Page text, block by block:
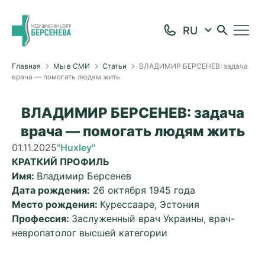
Главная Мы в СМИ Статьи
ВЛАДИМИР БЕРСЕНЕВ: задача
врача — помогать людям жить
ВЛАДИМИР БЕРСЕНЕВ: задача
врача — помогать людям жить
01.11.2025"Huxley"
КРАТКИЙ ПРОФИЛЬ
Имя: Владимир Берсенев
Дата рождения: 26 октября 1945 года
Место рождения: Курессааре, Эстония
Профессия: Заслуженный врач Украины, врач-
невропатолог высшей категории